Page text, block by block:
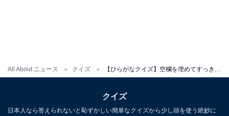
All About ニュース クイズ
クイズ
日本人なら答えられないと恥ずかしい簡単なクイズから少し頭を使う絶妙に